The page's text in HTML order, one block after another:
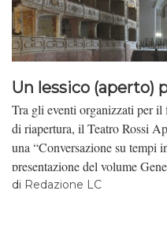
Un lessico (aperto)
Tra gli eventi organizzati per il
di riapertura, il Teatro Rossi
una “Conversazione su tempi
presentazione del volume
politico per tempi interessanti,
di Redazione LC